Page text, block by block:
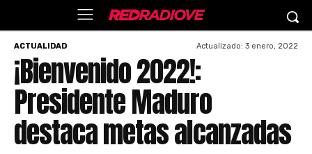
ACTUALIDAD Actualizado: 3 enero, 2022
¡Bienvenido 2022!:
Presidente Maduro
destaca metas alcanzadas